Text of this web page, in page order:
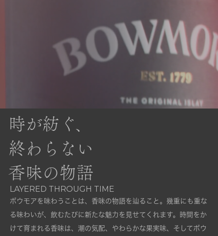
時が紡ぐ、
終わらない
香味の物語
LAYERED THROUGH TIME
ボウモアを味わうことは、香味の物語を辿ること。幾重にも重な
る味わいが、飲むたびに新たな魅力を見せてくれます。時間をか
けて育まれる香味は、潮の気配、やわらかな果実味、そしてボウ